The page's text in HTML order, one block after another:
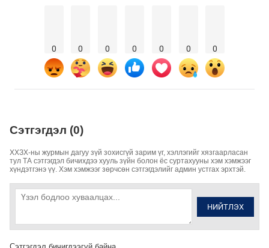
0 0 0 0 0 0 0
Сэтгэгдэл (0)
ХХЗХ-ны журмын дагуу зүй зохисгүй зарим үг, хэллэгийг хязгаарласан
тул ТА сэтгэгдэл бичихдээ хууль зүйн болон ёс суртахууны хэм хэмжээг
хүндэтгэнэ үү. Хэм хэмжээг зөрчсөн сэтгэгдэлийг админ устгах эрхтэй.
НИЙТЛЭХ